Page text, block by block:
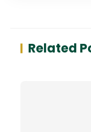
Related